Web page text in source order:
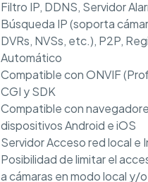
Filtro IP, DDNS, Servidor
Búsqueda IP (soporta
DVRs, NVSs, etc.), P2P,
Automático
Compatible con ONVIF
CGI y SDK
Compatible con
dispositivos Android e iOS
Servidor Acceso red local e
Posibilidad de limitar el
a cámaras en modo local y/